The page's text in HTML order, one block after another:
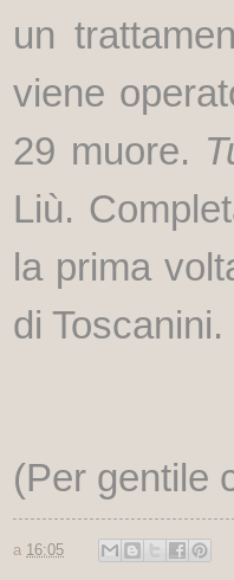
un
viene
29 muore.
Liù.
la prima
di Toscanini.
(Per gentile
a 16:05